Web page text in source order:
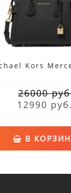
Kors
26000
12990 руб.
В